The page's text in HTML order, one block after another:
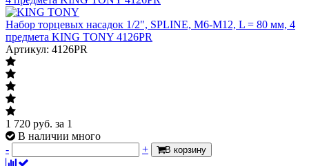
Набор торцевых насадок 1/2", SPLINE, М6-М12, L = 80 мм, 4
предмета KING TONY 4126PR
Артикул: 4126PR
1 720 руб. за 1
В наличии много
-
+ В корзину